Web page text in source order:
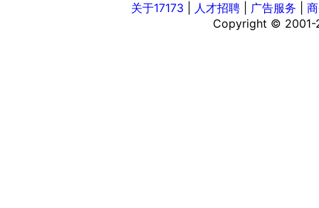
关于17173
人才招聘 广告服务 |
Copyright © 2001-